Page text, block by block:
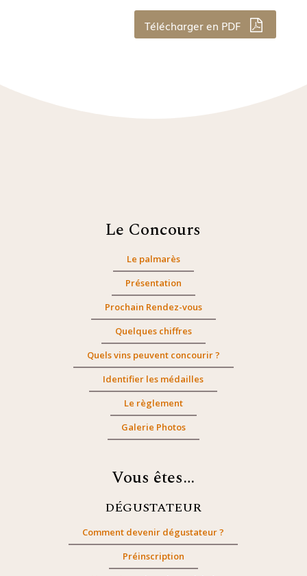
Télécharger en PDF
Le Concours
Le palmarès
Présentation
Prochain Rendez-vous
Quelques chiffres
Quels vins peuvent concourir ?
Identifier les médailles
Le règlement
Galerie Photos
Vous êtes…
DÉGUSTATEUR
Comment devenir dégustateur ?
Préinscription